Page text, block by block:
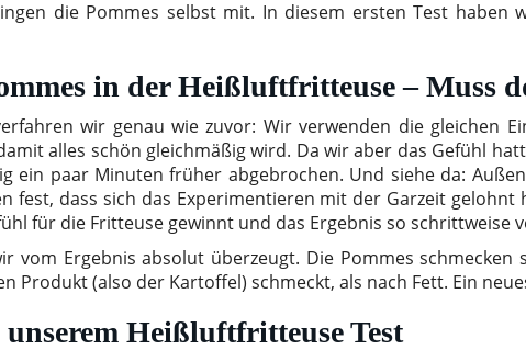
die Pommes selbst mit. In diesem ersten Test haben
in der Heißluftfritteuse – Muss
wir genau wie zuvor: Wir verwenden die gleichen
alles schön gleichmäßig wird. Da wir aber das Gefühl
ein paar Minuten früher abgebrochen. Und siehe da:
fest, dass sich das Experimentieren mit der Garzeit
für die Fritteuse gewinnt und das Ergebnis so schrittweise
vom Ergebnis absolut überzeugt. Die Pommes
Produkt (also der Kartoffel) schmeckt, als nach Fett. Ein
Heißluftfritteuse Test